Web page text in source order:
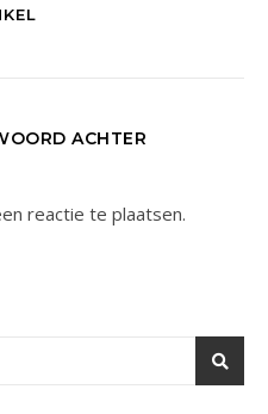
ACHTER
reactie te plaatsen.